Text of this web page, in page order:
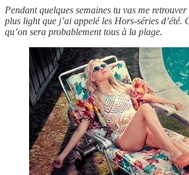
Pendant quelques semaines tu vas me
plus light que j’ai appelé les Hors-séries d’été.
qu’on sera probablement tous à la plage.